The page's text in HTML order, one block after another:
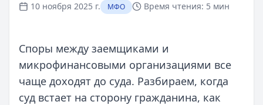
10 ноября 2025 г. МФО Время чтения: 5 мин
Споры между заемщиками и
микрофинансовыми организациями все
чаще доходят до суда. Разбираем, когда
суд встает на сторону гражданина, как